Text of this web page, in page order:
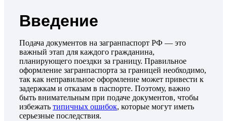
Введение
Подача документов на загранпаспорт РФ — это
важный этап для каждого гражданина,
планирующего поездки за границу. Правильное
оформление загранпаспорта за границей необходимо,
так как неправильное оформление может привести к
задержкам и отказам в паспорте. Поэтому, важно
быть внимательным при подаче документов, чтобы
избежать типичных ошибок, которые могут иметь
серьезные последствия.